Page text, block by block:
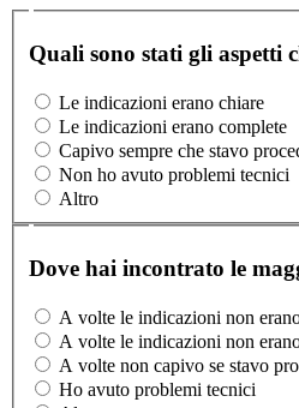
Quali sono stati gli aspetti
Le indicazioni erano chiare
Le indicazioni erano complete
Capivo sempre che stavo
Non ho avuto problemi tecnici
Altro
Dove hai incontrato le
A volte le indicazioni non
A volte le indicazioni non
A volte non capivo se stavo
Ho avuto problemi tecnici